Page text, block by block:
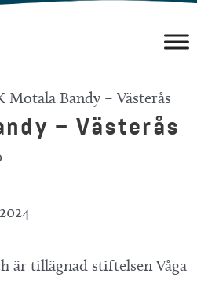
Motala Bandy – Västerås
– Västerås
är tillägnad stiftelsen Våga